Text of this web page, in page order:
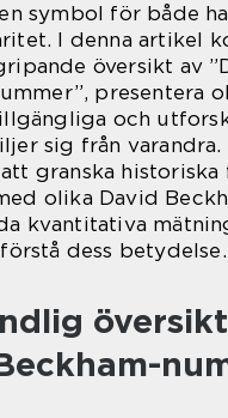
symbol för både
I denna artikel
översikt av
presentera
och
sig från varandra.
granska historiska
olika David
kvantitativa
dess betydelse.